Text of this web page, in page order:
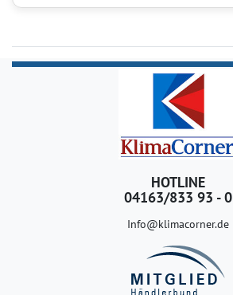
HOTLINE
04163/833 93 - 0
Info@klimacorner.de